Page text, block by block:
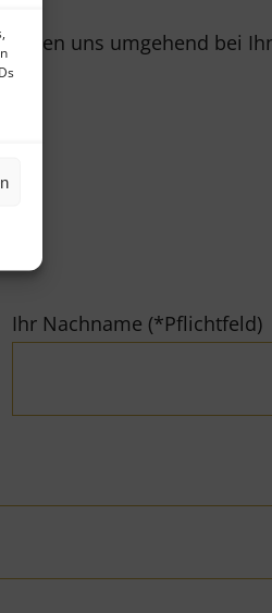
uns umgehend bei
Ihr Nachname (*Pflichtfeld)